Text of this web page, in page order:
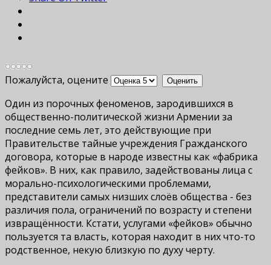
Пожалуйста, оцените
Один из порочных феноменов, зародившихся в
общественно-политической жизни Армении за
последние семь лет, это действующие при
Правительстве тайные учреждения Гражданского
договора, которые в народе известны как «фабрика
фейков». В них, как правило, задействованы лица с
морально-психологическими проблемами,
представители самых низших слоёв общества - без
различия пола, ограничений по возрасту и степени
извращённости. Кстати, услугами «фейков» обычно
пользуется та власть, которая находит в них что-то
родственное, некую близкую по духу черту.